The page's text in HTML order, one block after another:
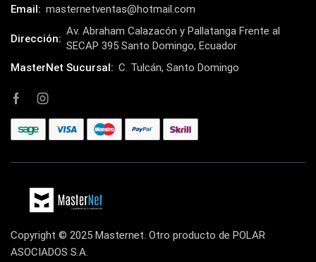
Email: masternetventas@hotmail.com
Dirección:
Av. Abraham Calazacón y Pallatanga Frente al
SECAP 395 Santo Domingo, Ecuador
MasterNet Sucursal: C. Tulcán, Santo Domingo
Copyright © 2025 Masternet. Otro producto de POLAR
ASOCIADOS S.A.